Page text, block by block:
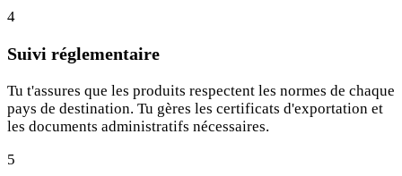
4
Suivi réglementaire
Tu t'assures que les produits respectent les normes de chaque
pays de destination. Tu gères les certificats d'exportation et
les documents administratifs nécessaires.
5